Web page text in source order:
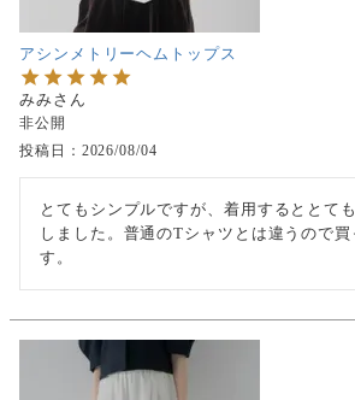
アシンメトリーヘムトップス
みみ
非公開
投稿日
2026/08/04
とてもシンプルですが、着用するととて
しました。普通のTシャツとは違うので
す。